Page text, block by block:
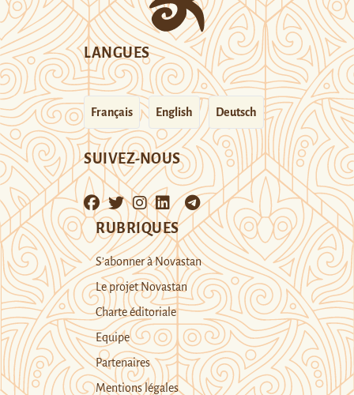
LANGUES
Français English Deutsch
SUIVEZ-NOUS
RUBRIQUES
S’abonner à Novastan
Le projet Novastan
Charte éditoriale
Equipe
Partenaires
Mentions légales